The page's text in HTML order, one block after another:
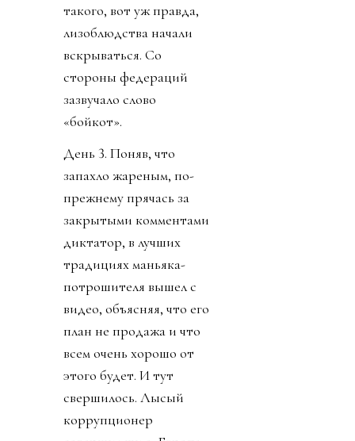
такого, вот уж правда,
лизоблюдства начали
вскрываться. Со
стороны федераций
зазвучало слово
«бойкот».
День 3. Поняв, что
запахло жареным, по-
прежнему прячась за
закрытыми комментами
диктатор, в лучших
традициях маньяка-
потрошителя вышел с
видео, объясняя, что его
план не продажа и что
всем очень хорошо от
этого будет. И тут
свершилось. Лысый
коррупционер